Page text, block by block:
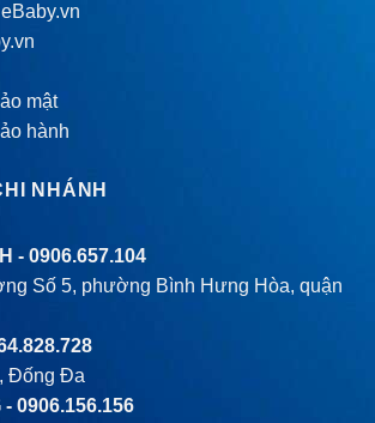
mật
hành
NHÁNH
- 0906.657.104
Số 5, phường Bình Hưng Hòa, quận
Đống Đa
- 0906.156.156